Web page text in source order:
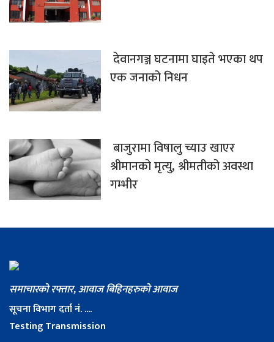
देवानगञ्ज घटनामा घाइते भएका थप
एक जनाको निधन
बाजुरामा विषालु च्याउ खाएर
श्रीमानको मृत्यु, श्रीमतीको अवस्था
गम्भीर
समाचारको रफ्तार, आवाज बिहिनहरुको आवाज
सूचना विभाग दर्ता नं. ....
Testing Transmission